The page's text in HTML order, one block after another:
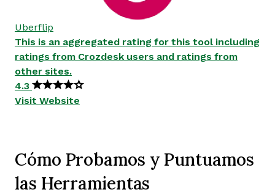
Uberflip
This is an aggregated rating for this tool including
ratings from Crozdesk users and ratings from
other sites.
4.3
Visit Website
Cómo Probamos y Puntuamos
las Herramientas